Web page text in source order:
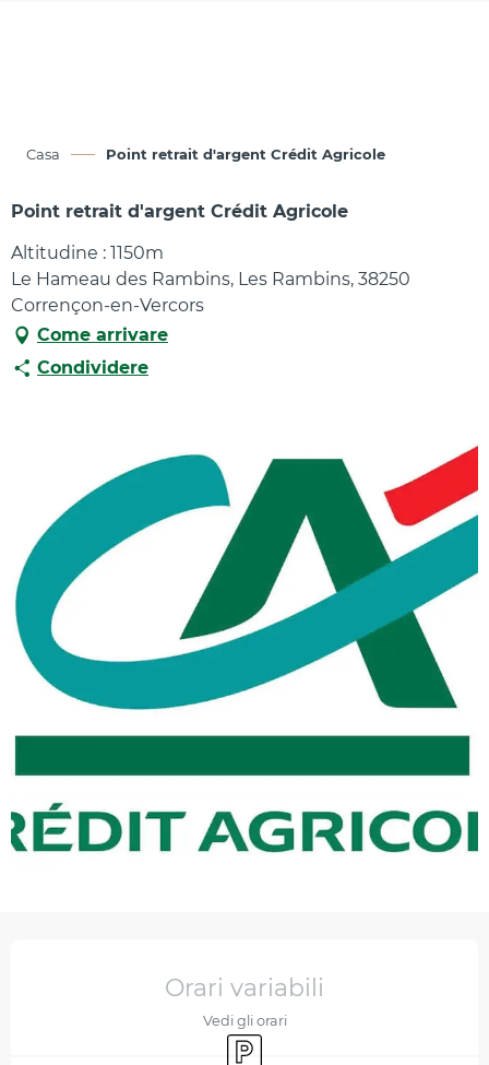
Casa Point retrait d'argent Crédit Agricole
Point retrait d'argent Crédit Agricole
Altitudine : 1150m
Le Hameau des Rambins, Les Rambins, 38250
Corrençon-en-Vercors
Come arrivare
Condividere
Orari e contattiOrari variabili
Vedi gli orari
Parcheggio